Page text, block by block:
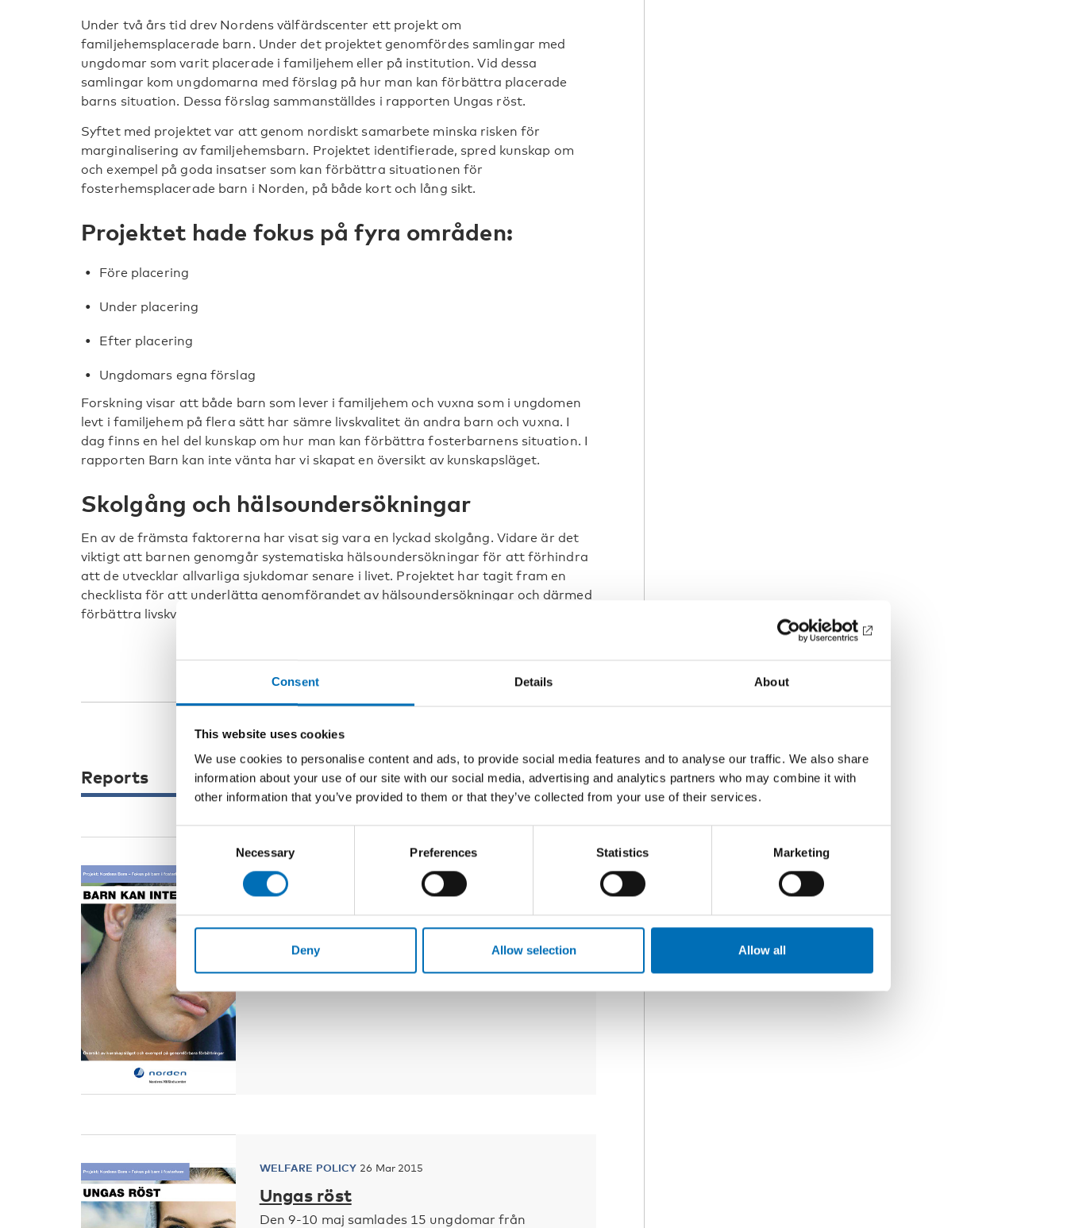
Consent Details About
This website uses cookies
We use cookies to personalise content and ads, to provide social media features and to analyse our traffic. We also share
information about your use of our site with our social media, advertising and analytics partners who may combine it with
other information that you’ve provided to them or that they’ve collected from your use of their services.
Consent
Necessary Preferences Statistics Marketing
Deny Allow selection Allow all
Under två års tid drev Nordens välfärdscenter ett projekt om
familjehemsplacerade barn. Under det projektet genomfördes samlingar med
ungdomar som varit placerade i familjehem eller på institution. Vid dessa
samlingar kom ungdomarna med förslag på hur man kan förbättra placerade
barns situation. Dessa förslag sammanställdes i rapporten Ungas röst.
Syftet med projektet var att genom nordiskt samarbete minska risken för
marginalisering av familjehemsbarn. Projektet identifierade, spred kunskap om
och exempel på goda insatser som kan förbättra situationen för
fosterhemsplacerade barn i Norden, på både kort och lång sikt.
Projektet hade fokus på fyra områden:
Före placering
Under placering
Efter placering
Ungdomars egna förslag
Forskning visar att både barn som lever i familjehem och vuxna som i ungdomen
levt i familjehem på flera sätt har sämre livskvalitet än andra barn och vuxna. I
dag finns en hel del kunskap om hur man kan förbättra fosterbarnens situation. I
rapporten Barn kan inte vänta har vi skapat en översikt av kunskapsläget.
Skolgång och hälsoundersökningar
En av de främsta faktorerna har visat sig vara en lyckad skolgång. Vidare är det
viktigt att barnen genomgår systematiska hälsoundersökningar för att förhindra
att de utvecklar allvarliga sjukdomar senare i livet. Projektet har tagit fram en
checklista för att underlätta genomförandet av hälsoundersökningar och därmed
förbättra livskvalitén för många av de barn som bor i fosterhem.
Reports
WELFARE POLICY
Barn kan inte vänta
familjehem på flera sätt har sämre livskv [...]
WELFARE POLICY 26 Mar 2015
Ungas röst
Den 9-10 maj samlades 15 ungdomar från